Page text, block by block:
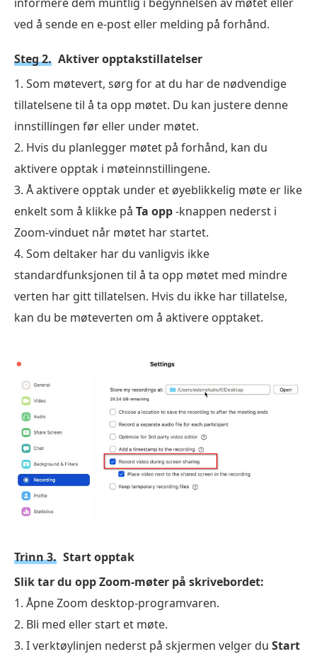
ved å sende en e-post eller melding på forhånd.
Steg 2. Aktiver opptakstillatelser
1. Som møtevert, sørg for at du har de nødvendige
tillatelsene til å ta opp møtet. Du kan justere denne
innstillingen før eller under møtet.
2. Hvis du planlegger møtet på forhånd, kan du
aktivere opptak i møteinnstillingene.
3. Å aktivere opptak under et øyeblikkelig møte er like
enkelt som å klikke på Ta opp-knappen nederst i
Zoom-vinduet når møtet har startet.
4. Som deltaker har du vanligvis ikke
standardfunksjonen til å ta opp møtet med mindre
verten har gitt tillatelsen. Hvis du ikke har tillatelse,
kan du be møteverten om å aktivere opptaket.
Trinn 3. Start opptak
Slik tar du opp Zoom-møter på skrivebordet:
1. Åpne Zoom desktop-programvaren.
2. Bli med eller start et møte.
3. I verktøylinjen nederst på skjermen velger du Start